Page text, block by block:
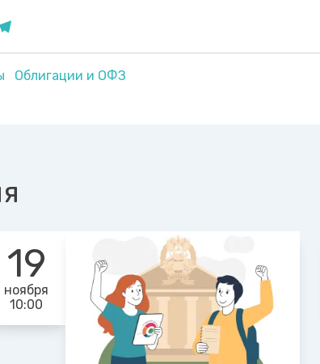
Облигации и ОФЗ
19
ноября
10:00